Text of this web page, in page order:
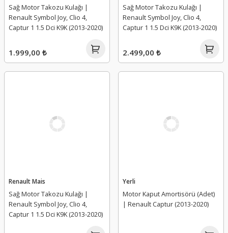
Sağ Motor Takozu Kulağı |
Renault Symbol Joy, Clio 4,
Captur 1 1.5 Dci K9K (2013-2020)
1.999,00 ₺
Sağ Motor Takozu Kulağı |
Renault Symbol Joy, Clio 4,
Captur 1 1.5 Dci K9K (2013-2020)
2.499,00 ₺
Renault Mais
Sağ Motor Takozu Kulağı |
Renault Symbol Joy, Clio 4,
Captur 1 1.5 Dci K9K (2013-2020)
Yerli
Motor Kaput Amortisörü (Adet)
| Renault Captur (2013-2020)